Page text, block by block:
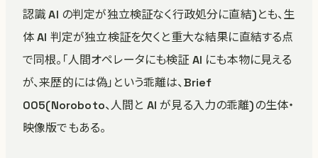
認識 AI の判定が独立検証なく行政処分に直結)とも、生
体 AI 判定が独立検証を欠くと重大な結果に直結する点
で同根。「人間オペレータにも検証 AI にも本物に見える
が、来歴的には偽」という乖離は、Brief
005(Noroboto、人間と AI が見る入力の乖離)の生体・
映像版でもある。